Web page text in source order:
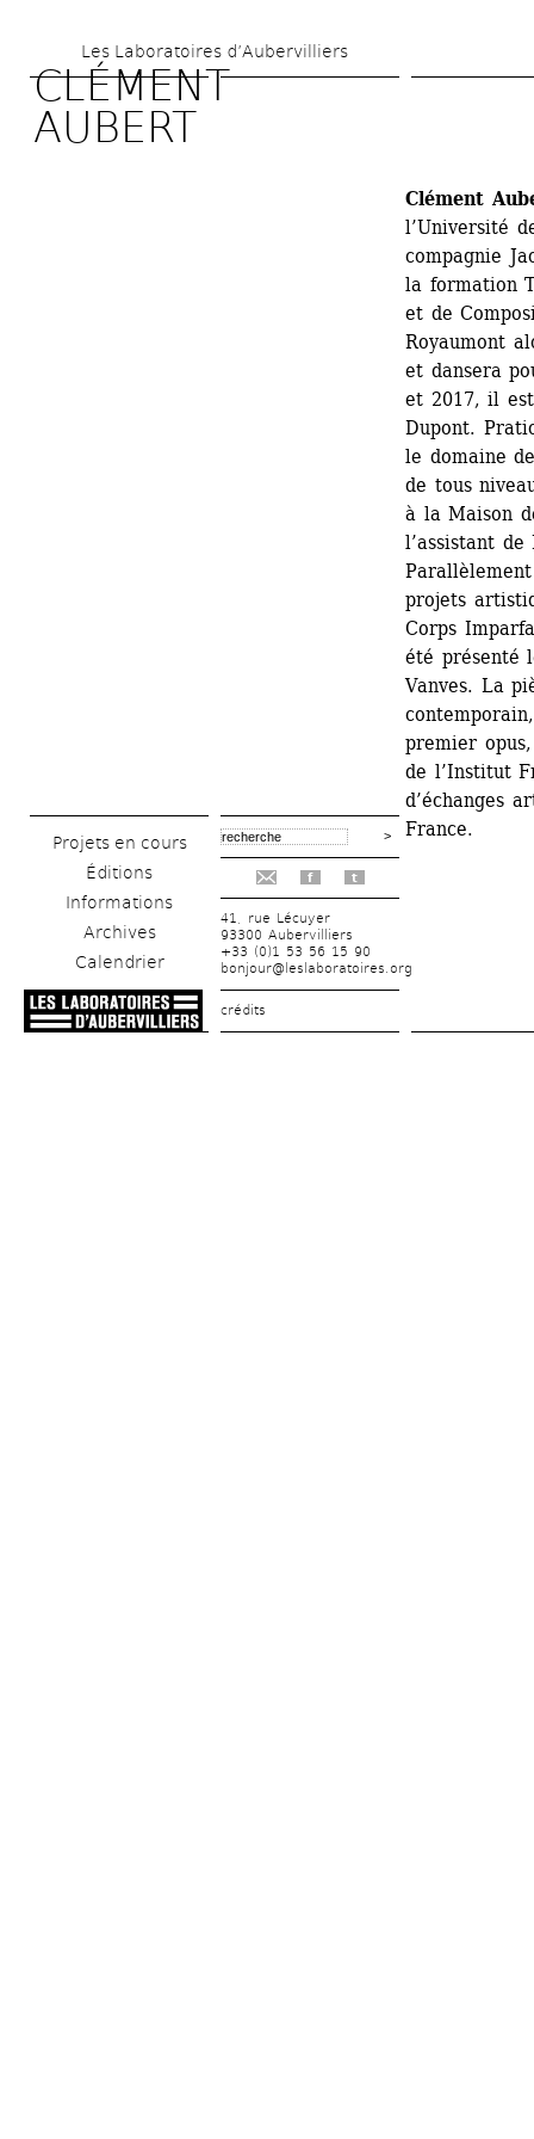
au
contenu
principal
Les Laboratoires d’Aubervilliers
CLÉMENT
AUBERT
Projets en cours
Éditions
Informations
Archives
Calendrier
f t
41, rue Lécuyer
93300 Aubervilliers
+33 (0)1 53 56 15 90
bonjour@leslaboratoires.org
crédits
Clément
l’Université
compagnie
la formation
et de
Royaumont
et dansera
et 2017, il
Dupont.
le domaine
de tous
à la Maison
l’assistant
projets
Corps
été présenté
Vanves. La
premier
de l’Institut
d’échanges
France.